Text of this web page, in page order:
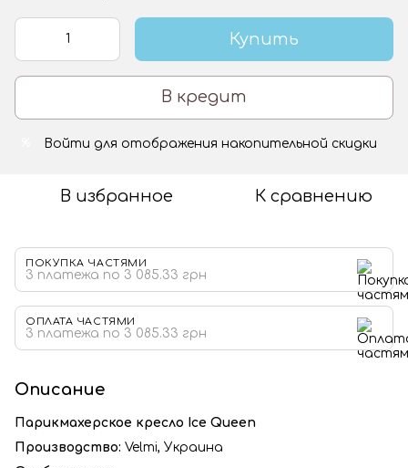
Купить
В кредит
Войти для отображения накопительной скидки
В избранное К сравнению
ПОКУПКА ЧАСТЯМИ
3 платежа по 3 085.33 грн
ОПЛАТА ЧАСТЯМИ
3 платежа по 3 085.33 грн
Описание
Парикмахерское кресло Ice Queen
Производство: Velmi, Украина